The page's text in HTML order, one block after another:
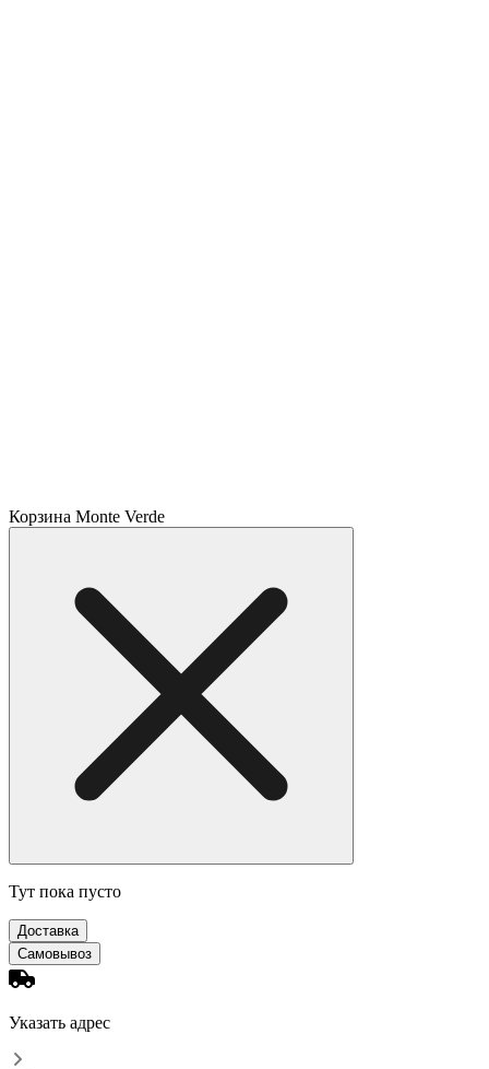
Корзина Monte Verde
Тут пока пусто
Доставка
Самовывоз
Указать адрес